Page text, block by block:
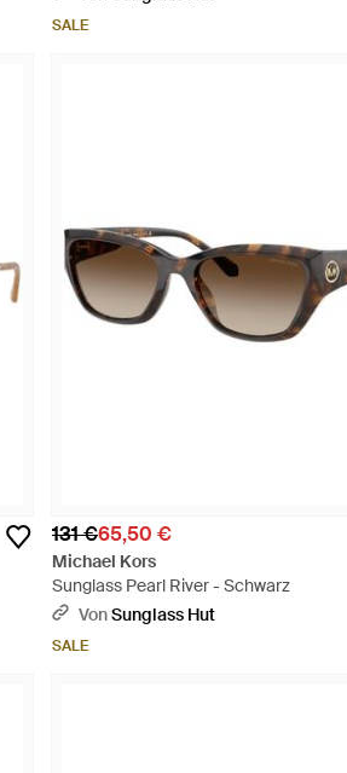
SALE
131 €65,50 €
Michael Kors
Sunglass Pearl River - Schwarz
VonSunglass Hut
SALE